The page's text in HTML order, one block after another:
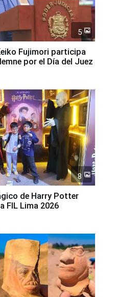
5
Fujimori participa
por el Día del Juez
8
de Harry Potter
FIL Lima 2026